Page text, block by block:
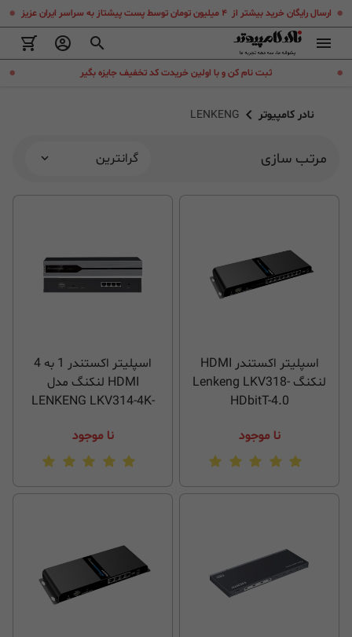
ارسال رایگان خرید بیشتر از ۴ میلیون تومان توسط پست پیشتاز به سراسر ایران عزیز
.
ثبت نام کن و با اولین خریدت کد تخفیف جایزه بگیر .
نادر کامپیوتر LENKENG
مرتب سازی گرانترین
اسپلیتر اکستندر HDMI
لنکنگ Lenkeng LKV318-
HDbitT-4.0
نا موجود
اسپلیتر اکستندر 1 به 4
HDMI لنکنگ مدل
LENKENG LKV314-4K-
نا موجود